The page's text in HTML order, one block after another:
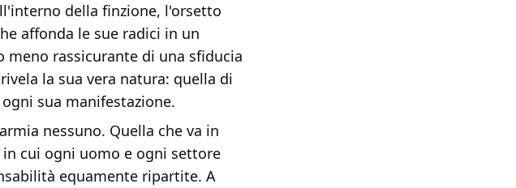
della finzione, l'orsetto
affonda le sue radici in un
rassicurante di una sfiducia
la sua vera natura: quella di
sua manifestazione.
nessuno. Quella che va in
cui ogni uomo e ogni settore
equamente ripartite. A